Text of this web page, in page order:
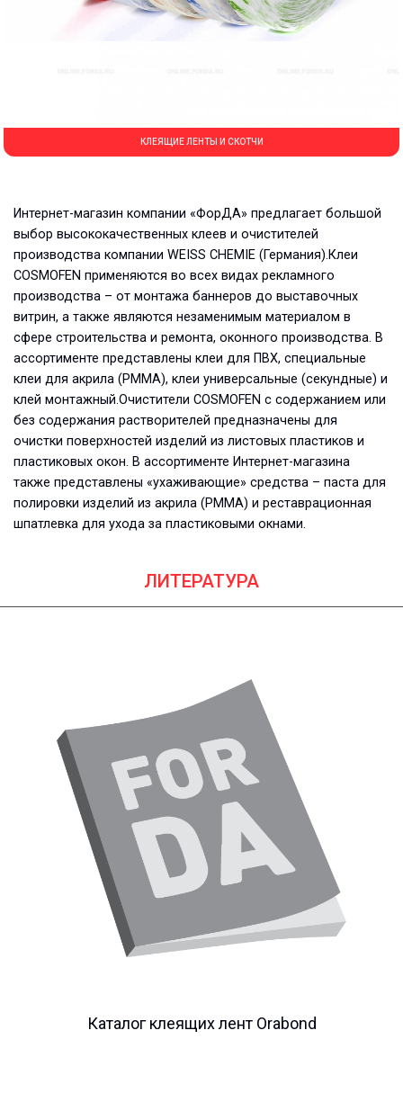
КЛЕЯЩИЕ ЛЕНТЫ И СКОТЧИ
Интернет-магазин компании «ФорДА» предлагает большой
выбор высококачественных клеев и очистителей
производства компании WEISS CHEMIE (Германия).Клеи
COSMOFEN применяются во всех видах рекламного
производства – от монтажа баннеров до выставочных
витрин, а также являются незаменимым материалом в
сфере строительства и ремонта, оконного производства. В
ассортименте представлены клеи для ПВХ, специальные
клеи для акрила (PMMA), клеи универсальные (секундные) и
клей монтажный.Очистители COSMOFEN с содержанием или
без содержания растворителей предназначены для
очистки поверхностей изделий из листовых пластиков и
пластиковых окон. В ассортименте Интернет-магазина
также представлены «ухаживающие» средства – паста для
полировки изделий из акрила (PMMA) и реставрационная
шпатлевка для ухода за пластиковыми окнами.
ЛИТЕРАТУРА
Каталог клеящих лент Orabond